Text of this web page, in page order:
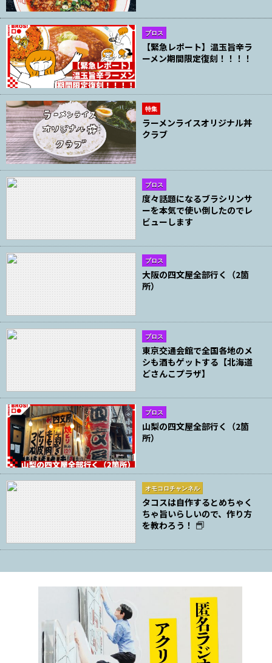
ブロス
【緊急レポート】温玉旨辛ラ
ーメン期間限定復刻！！！！
特集
ラーメンライスオリジナル丼
クラブ
ブロス
度々話題になるブラシリンサ
ーを本気で使い倒したのでレ
ビューします
ブロス
大阪の四文屋全部行く（2箇
所）
ブロス
東京交通会館で全国各地のメ
シも酒もゲットする【北海道
どさんこプラザ】
ブロス
山梨の四文屋全部行く（2箇
所）
オモコロチャンネル
タコスは自作するとめちゃく
ちゃ旨いらしいので、作り方
を教わろう！